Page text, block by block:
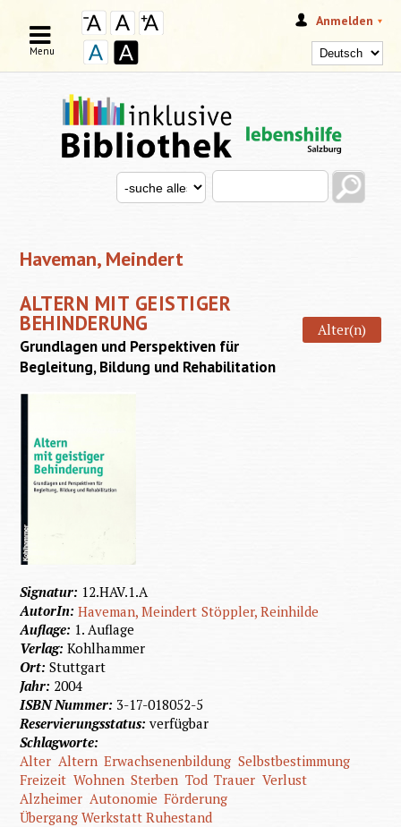
Anmelden
SUCHFORMULAR
Search this site
Search for
Menu
Haveman, Meindert
ALTERN MIT GEISTIGER
BEHINDERUNG Alter(n)
Grundlagen und Perspektiven für
Begleitung, Bildung und Rehabilitation
Signatur: 12.HAV.1.A
AutorIn:Haveman, Meindert Stöppler, Reinhilde
Auflage: 1. Auflage
Verlag:Kohlhammer
Ort:Stuttgart
Jahr: 2004
ISBN Nummer: 3-17-018052-5
Reservierungsstatus:verfügbar
Schlagworte:
Alter Altern Erwachsenenbildung Selbstbestimmung
Freizeit Wohnen Sterben Tod Trauer Verlust
Alzheimer Autonomie Förderung
Übergang Werkstatt Ruhestand